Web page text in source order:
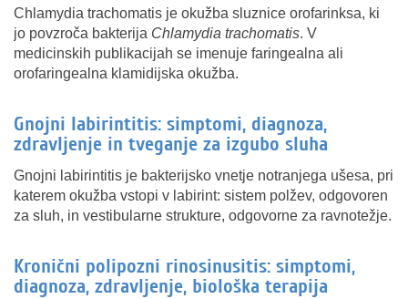
Chlamydia trachomatis je okužba sluznice orofarinksa, ki
jo povzroča bakterija Chlamydia trachomatis. V
medicinskih publikacijah se imenuje faringealna ali
orofaringealna klamidijska okužba.
Gnojni labirintitis: simptomi, diagnoza,
zdravljenje in tveganje za izgubo sluha
Gnojni labirintitis je bakterijsko vnetje notranjega ušesa, pri
katerem okužba vstopi v labirint: sistem polžev, odgovoren
za sluh, in vestibularne strukture, odgovorne za ravnotežje.
Kronični polipozni rinosinusitis: simptomi,
diagnoza, zdravljenje, biološka terapija